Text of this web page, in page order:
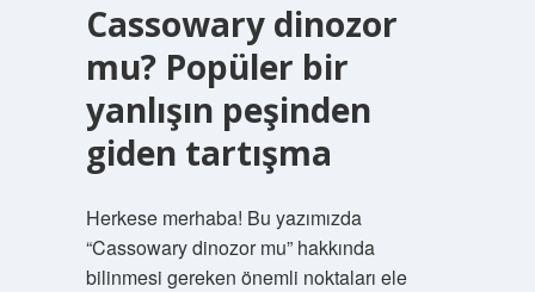
Cassowary dinozor
mu? Popüler bir
yanlışın peşinden
giden tartışma
Herkese merhaba! Bu yazımızda
“Cassowary dinozor mu” hakkında
bilinmesi gereken önemli noktaları ele